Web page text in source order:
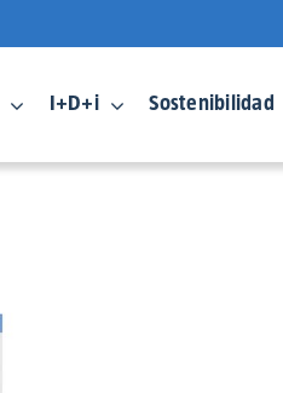
I+D+i Sostenibilidad